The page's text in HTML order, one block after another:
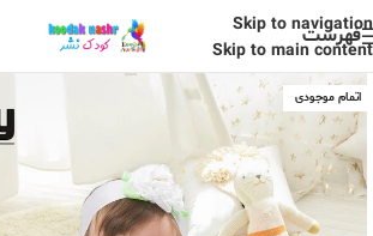
Skip to navigation
Skip to main content
فهرست
اتمام موجودی